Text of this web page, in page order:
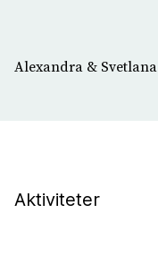
Alexandra & Svetlana
Aktiviteter